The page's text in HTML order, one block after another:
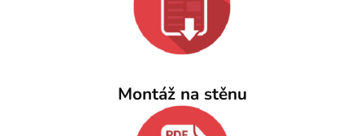
Montáž na stěnu